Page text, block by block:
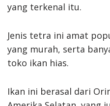
yang terkenal itu.
Jenis tetra ini amat
yang murah, serta
toko ikan hias.
Ikan ini berasal dari